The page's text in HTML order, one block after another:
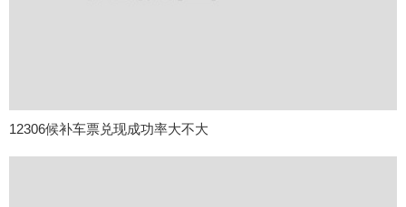
12306候补车票兑现成功率大不大